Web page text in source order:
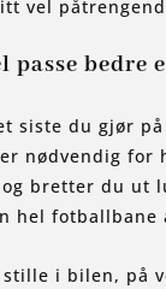
vel
passe bedre
siste du gjør
nødvendig for
bretter du ut
hel fotballbane
i bilen, på